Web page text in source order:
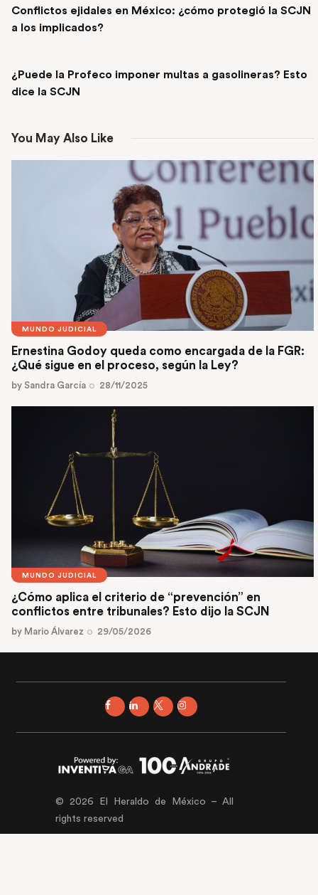
Conflictos ejidales en México: ¿cómo protegió la SCJN
a los implicados?
¿Puede la Profeco imponer multas a gasolineras? Esto
dice la SCJN
You May Also Like
MUNDO JUDICIAL
Ernestina Godoy queda como encargada de la FGR:
¿Qué sigue en el proceso, según la Ley?
by Sandra García 28/11/2025
MUNDO JUDICIAL
¿Cómo aplica el criterio de “prevención” en
conflictos entre tribunales? Esto dijo la SCJN
by Mario Álvarez 29/05/2026
© 2026 El Heraldo de México – All
rights reserved